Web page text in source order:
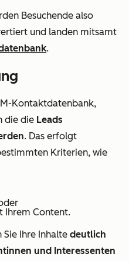
Besuchende also
und landen mitsamt
.
Kontaktdatenbank,
die die Leads
. Das erfolgt
Kriterien, wie
Ihrem Content.
Ihre Inhalte deutlich
und Interessenten